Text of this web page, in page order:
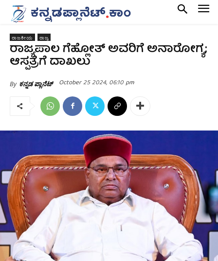
ರಾಜಕೀಯ ರಾಜ್ಯ
ರಾಜ್ಯಪಾಲ ಗೆಹ್ಲೋತ್ ಅವರಿಗೆ ಅನಾರೋಗ್ಯ;
ಆಸ್ಪತ್ರೆಗೆ ದಾಖಲು
By ಕನ್ನಡ ಪ್ಲಾನೆಟ್ October 25 2024, 06:10 pm